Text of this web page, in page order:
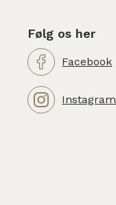
Følg os her
Facebook
Instagram